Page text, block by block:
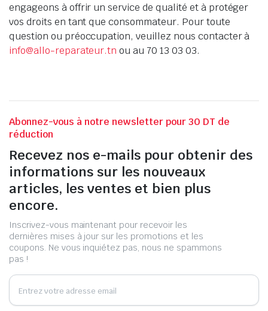
engageons à offrir un service de qualité et à protéger
vos droits en tant que consommateur. Pour toute
question ou préoccupation, veuillez nous contacter à
info@allo-reparateur.tn ou au 70 13 03 03.
Abonnez-vous à notre newsletter pour 30 DT de
réduction
Recevez nos e-mails pour obtenir des
informations sur les nouveaux
articles, les ventes et bien plus
encore.
Inscrivez-vous maintenant pour recevoir les
dernières mises à jour sur les promotions et les
coupons. Ne vous inquiétez pas, nous ne spammons
pas !